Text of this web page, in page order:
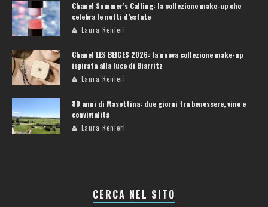
Chanel Summer’s Calling: la collezione make-up che
celebra le notti d’estate
Laura Renieri
Chanel LES BEIGES 2026: la nuova collezione make-up
ispirata alla luce di Biarritz
Laura Renieri
80 anni di Masottina: due giorni tra benessere, vino e
convivialità
Laura Renieri
CERCA NEL SITO